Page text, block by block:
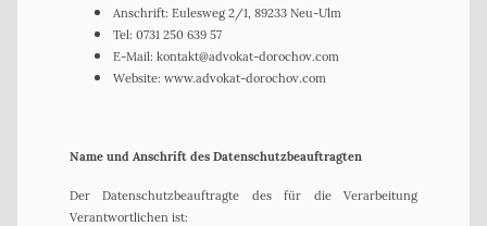
Anschrift: Eulesweg 2/1, 89233 Neu-Ulm
Tel: 0731 250 639 57
E-Mail: kontakt@advokat-dorochov.com
Website: www.advokat-dorochov.com
Name und Anschrift des Datenschutzbeauftragten
Der Datenschutzbeauftragte des für die Verarbeitung
Verantwortlichen ist: